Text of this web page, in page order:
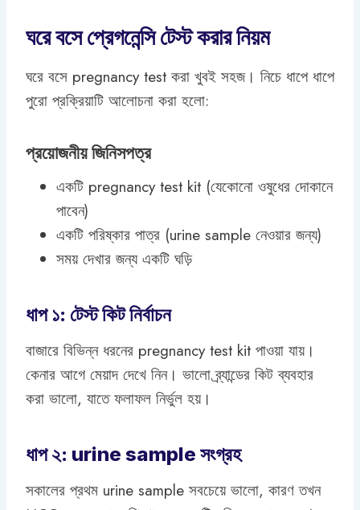
ঘরে বসে প্রেগনেন্সি টেস্ট করার নিয়ম
ঘরে বসে pregnancy test করা খুবই সহজ। নিচে ধাপে ধাপে
পুরো প্রক্রিয়াটি আলোচনা করা হলো:
প্রয়োজনীয় জিনিসপত্র
একটি pregnancy test kit (যেকোনো ওষুধের দোকানে
পাবেন)
একটি পরিষ্কার পাত্র (urine sample নেওয়ার জন্য)
সময় দেখার জন্য একটি ঘড়ি
ধাপ ১: টেস্ট কিট নির্বাচন
বাজারে বিভিন্ন ধরনের pregnancy test kit পাওয়া যায়।
কেনার আগে মেয়াদ দেখে নিন। ভালো ব্র্যান্ডের কিট ব্যবহার
করা ভালো, যাতে ফলাফল নির্ভুল হয়।
ধাপ ২: urine sample সংগ্রহ
সকালের প্রথম urine sample সবচেয়ে ভালো, কারণ তখন